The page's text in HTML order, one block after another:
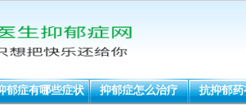
郁症有哪些症状 抑郁症怎么治疗 抗抑郁药